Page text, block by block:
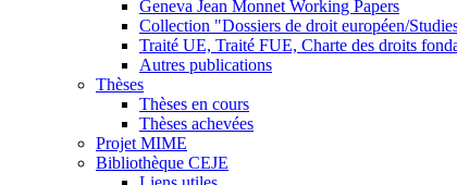
Geneva Jean Monnet Working Papers
Collection "Dossiers de droit européen/
Traité UE, Traité FUE, Charte des droits
Autres publications
Thèses
Thèses en cours
Thèses achevées
Projet MIME
Bibliothèque CEJE